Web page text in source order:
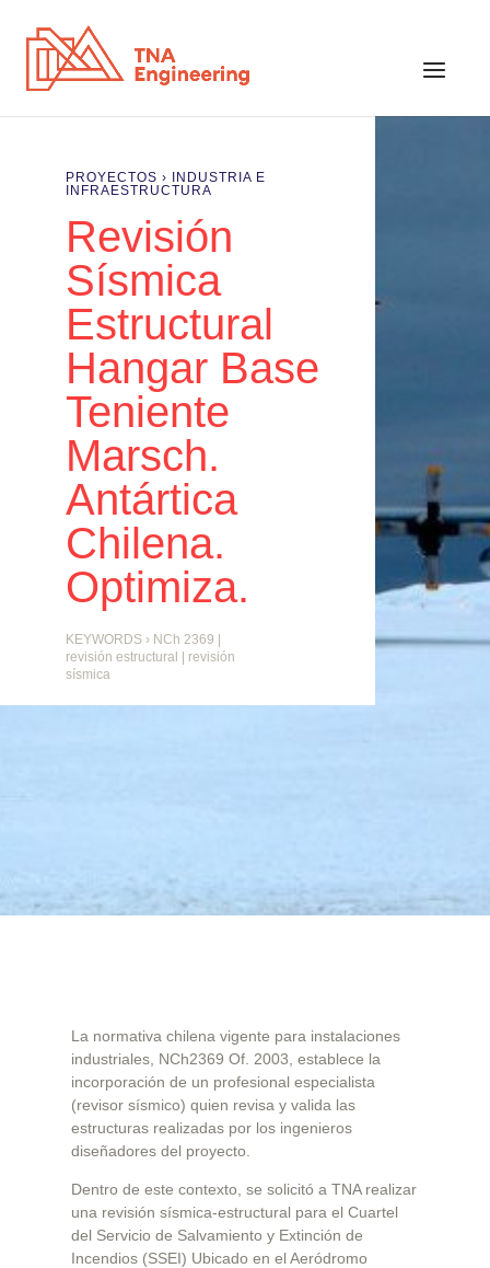
PROYECTOS ›
INDUSTRIA E
INFRAESTRUCTURA
Revisión
Sísmica
Estructural
Hangar Base
Teniente
Marsch.
Antártica
Chilena.
Optimiza.
KEYWORDS › NCh 2369
revisión estructural
revisión
sísmica
La normativa chilena vigente para instalaciones
industriales, NCh2369 Of. 2003, establece la
incorporación de un profesional especialista
(revisor sísmico) quien revisa y valida las
estructuras realizadas por los ingenieros
diseñadores del proyecto.
Dentro de este contexto, se solicitó a TNA realizar
una revisión sísmica-estructural para el Cuartel
del Servicio de Salvamiento y Extinción de
Incendios (SSEI) Ubicado en el Aeródromo